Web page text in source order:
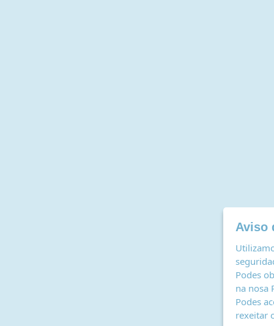
Aviso
Podes
na nosa
Podes
rexeitar